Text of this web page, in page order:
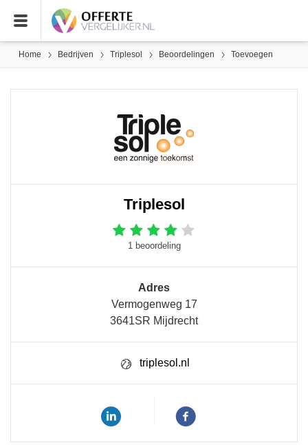
Home Bedrijven Triplesol Beoordelingen Toevoegen
Triplesol
1 beoordeling
Adres
Vermogenweg 17
3641SR Mijdrecht
triplesol.nl